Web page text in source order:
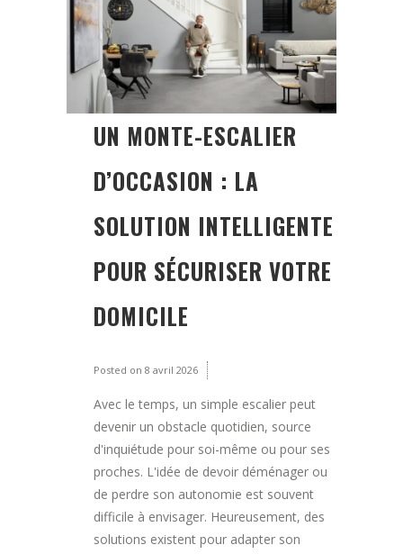
UN MONTE-ESCALIER
D’OCCASION : LA
SOLUTION INTELLIGENTE
POUR SÉCURISER VOTRE
DOMICILE
Posted on 8 avril 2026
Avec le temps, un simple escalier peut
devenir un obstacle quotidien, source
d'inquiétude pour soi-même ou pour ses
proches. L'idée de devoir déménager ou
de perdre son autonomie est souvent
difficile à envisager. Heureusement, des
solutions existent pour adapter son